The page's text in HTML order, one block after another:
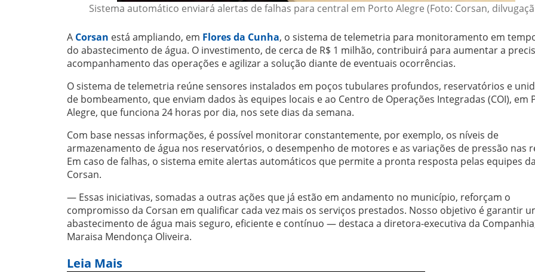
Sistema automático enviará alertas de falhas para central em Porto Alegre (Foto: Corsan,
A Corsan está ampliando, em Flores da Cunha, o sistema de telemetria para monitoramento em
do abastecimento de água. O investimento, de cerca de R$ 1 milhão, contribuirá para aumentar a
acompanhamento das operações e agilizar a solução diante de eventuais ocorrências.
O sistema de telemetria reúne sensores instalados em poços tubulares profundos, reservatórios e
de bombeamento, que enviam dados às equipes locais e ao Centro de Operações Integradas (COI), em
Alegre, que funciona 24 horas por dia, nos sete dias da semana.
Com base nessas informações, é possível monitorar constantemente, por exemplo, os níveis de
armazenamento de água nos reservatórios, o desempenho de motores e as variações de pressão nas
Em caso de falhas, o sistema emite alertas automáticos que permite a pronta resposta pelas equipes
Corsan.
— Essas iniciativas, somadas a outras ações que já estão em andamento no município, reforçam o
compromisso da Corsan em qualificar cada vez mais os serviços prestados. Nosso objetivo é garantir
abastecimento de água mais seguro, eficiente e contínuo — destaca a diretora-executiva da
Maraisa Mendonça Oliveira.
Leia Mais